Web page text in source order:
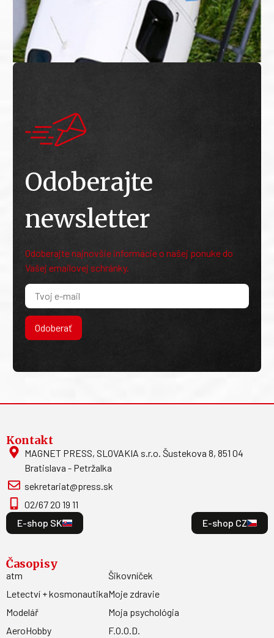
Odoberajte
newsletter
Odoberajte najnovšie informácie o našej ponuke do
Vašej emailovej schránky.
Odoberať
Kontakt
MAGNET PRESS, SLOVAKIA s.r.o. Šustekova 8, 851 04
Bratislava - Petržalka
sekretariat@press.sk
02/67 20 19 11
E-shop SK
E-shop CZ
Časopisy
atm
Letectví + kosmonautika
Modelář
AeroHobby
Šikovníček
Moje zdravie
Moja psychológia
F.O.O.D.